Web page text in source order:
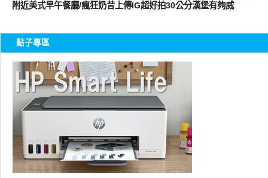
附近美式早午餐廳/瘋狂奶昔上傳IG超好拍30公分漢堡有夠威
點子專區